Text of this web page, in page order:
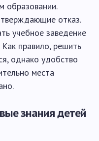
образовании.
отказ.
учебное заведение
правило, решить
однако удобство
места
знания детей